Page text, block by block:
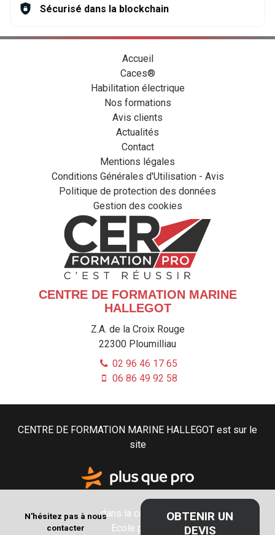
N'hésitez pas à nous
contacter
OBTENIR UN
DEVIS
Sécurisé dans la blockchain
Accueil
Caces®
Habilitation électrique
Nos formations
Avis clients
Actualités
Contact
Mentions légales
Conditions Générales d'Utilisation - Avis
Politique de protection des données
Gestion des cookies
CENTRE DE FORMATION MARINE
HALLEGOT
Z.A. de la Croix Rouge
22300 Ploumilliau
02 96 46 17 65
06 86 49 92 58
CENTRE DE FORMATION MARINE HALLEGOT est sur le
site
dans la catégorie
Ecole privée